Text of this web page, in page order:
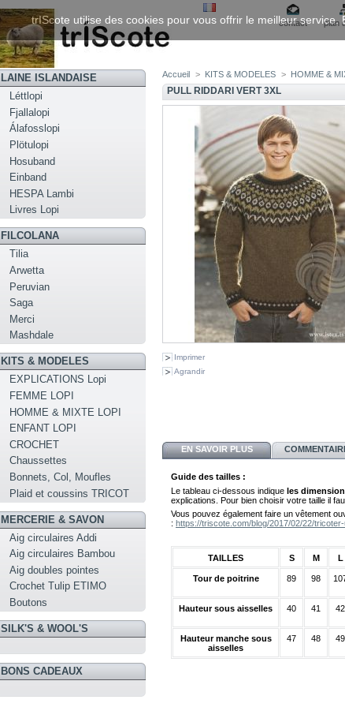
contact
plan
LAINE ISLANDAISE
Léttlopi
Fjallalopi
Álafosslopi
Plötulopi
Hosuband
Einband
HESPA Lambi
Livres Lopi
FILCOLANA
Tilia
Arwetta
Peruvian
Saga
Merci
Mashdale
KITS & MODELES
EXPLICATIONS Lopi
FEMME LOPI
HOMME & MIXTE LOPI
ENFANT LOPI
CROCHET
Chaussettes
Bonnets, Col, Moufles
Plaid et coussins TRICOT
MERCERIE & SAVON
Aig circulaires Addi
Aig circulaires Bambou
Aig doubles pointes
Crochet Tulip ETIMO
Boutons
SILK'S & WOOL'S
BONS CADEAUX
Accueil > KITS & MODELES > HOMME &
PULL RIDDARI VERT 3XL
Imprimer
Agrandir
EN SAVOIR PLUS
Guide des tailles :
Le tableau ci-dessous indique les
explications. Pour bien choisir votre taille il
Vous pouvez également faire un vêtement
: https://triscote.com/blog/2017/02/22/
TAILLES S M L
Tour de poitrine 89 98
Hauteur sous aisselles 40 41 42
Hauteur manche sous
aisselles
47 48 49
trIScote utilise des cookies pour vous offrir le meilleur